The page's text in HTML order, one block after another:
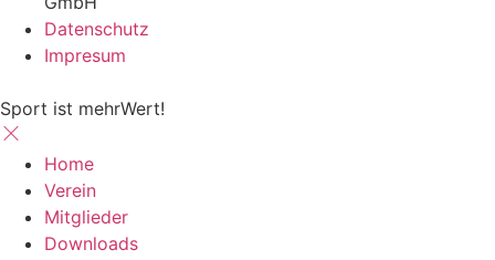
Datenschutz
Impresum
Sport ist mehrWert!
Home
Verein
Mitglieder
Downloads